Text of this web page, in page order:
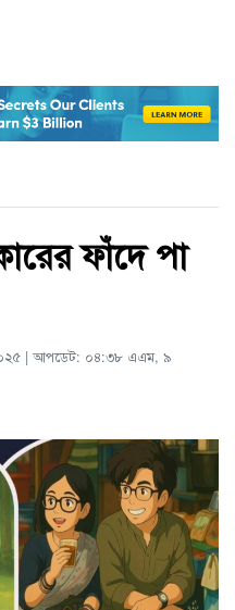
ফাঁদে পা
| আপডেট: ০৪:৩৮ এএম, ৯